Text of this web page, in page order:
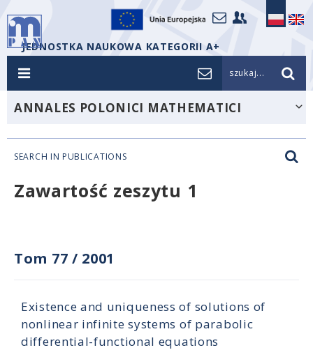
JEDNOSTKA NAUKOWA KATEGORII A+
szukaj...
ANNALES POLONICI MATHEMATICI
SEARCH IN PUBLICATIONS
Zawartość zeszytu 1
Tom 77 / 2001
Existence and uniqueness of solutions of
nonlinear infinite systems of parabolic
differential-functional equations